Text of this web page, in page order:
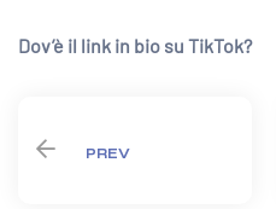
Dov’è il link in bio su TikTok?
PREV